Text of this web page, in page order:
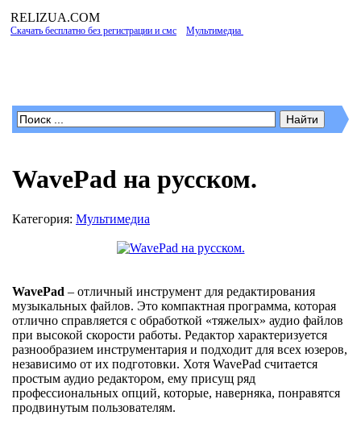
RELIZUA.COM
Скачать бесплатно без регистрации и смс Мультимедиа
WavePad на русском.
Категория: Мультимедиа
WavePad – отличный инструмент для редактирования
музыкальных файлов. Это компактная программа, которая
отлично справляется с обработкой «тяжелых» аудио файлов
при высокой скорости работы. Редактор характеризуется
разнообразием инструментария и подходит для всех юзеров,
независимо от их подготовки. Хотя WavePad считается
простым аудио редактором, ему присущ ряд
профессиональных опций, которые, наверняка, понравятся
продвинутым пользователям.